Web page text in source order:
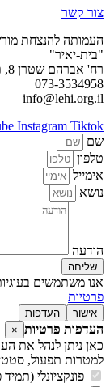
צור קשר
העמותה להנצחת
"בית-יאיר"
רח' אברהם שטרן 8, תל-אביב - יפו 6608531
073-3534958
info@lehi.org.il
Instagram Tiktok
שם
טלפון
אימייל
נושא
הודעה
שליחה
אנו משתמשים
פרטיות
אישור העדפות
העדפות פרטיות ×
כאן ניתן לנהל את
למטרות תפעול,
פונקציונלי